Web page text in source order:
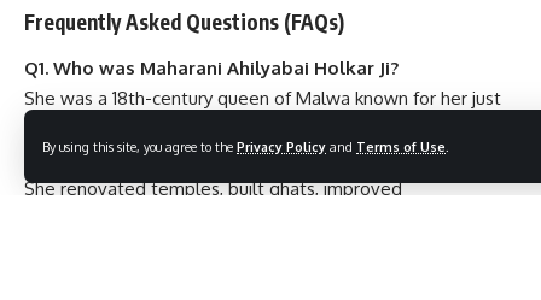
By using this site, you agree to the Privacy Policy and Terms of Use
Frequently Asked Questions (FAQs)
Q1. Who was Maharani Ahilyabai Holkar Ji?
She was a 18th-century queen of Malwa known for her just
Q2. What are her major contributions?
She renovated temples, built ghats, improved